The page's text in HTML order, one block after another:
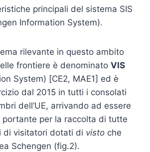
principali del sistema SIS
Information System).
rilevante in questo ambito
frontiere è denominato VIS
System) [CE2, MAE1] ed è
dal 2015 in tutti i consolati
dell’UE, arrivando ad essere
portante per la raccolta di tutte
di visitatori dotati di visto che
Schengen (fig.2).